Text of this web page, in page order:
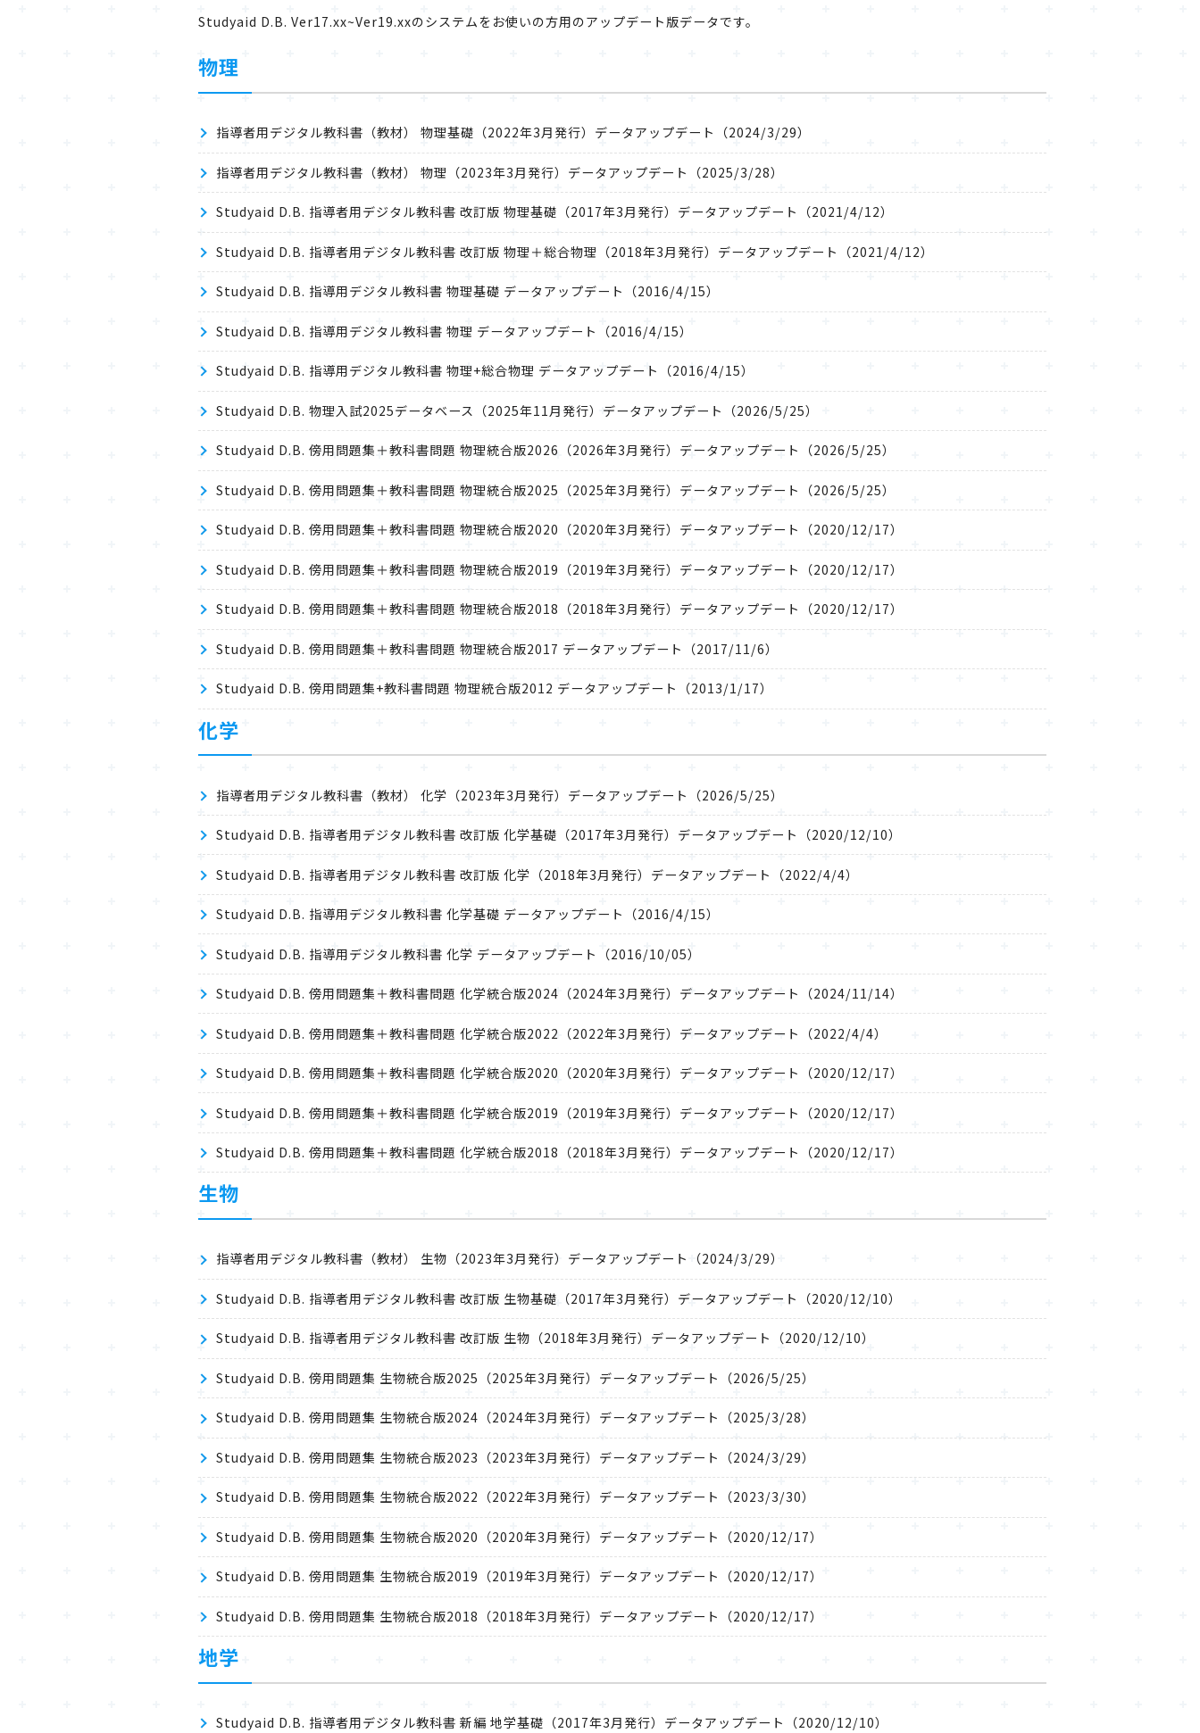
Studyaid D.B. Ver17.xx~Ver19.xxのシステムをお使いの方用のアップデート版データです。
物理
指導者用デジタル教科書（教材） 物理基礎（2022年3月発行）データアップデート（2024/3/29）
指導者用デジタル教科書（教材） 物理（2023年3月発行）データアップデート（2025/3/28）
Studyaid D.B. 指導者用デジタル教科書 改訂版 物理基礎（2017年3月発行）データアップデート（2021/4/12）
Studyaid D.B. 指導者用デジタル教科書 改訂版 物理＋総合物理（2018年3月発行）データアップデート（2021/4/12）
Studyaid D.B. 指導用デジタル教科書 物理基礎 データアップデート（2016/4/15）
Studyaid D.B. 指導用デジタル教科書 物理 データアップデート（2016/4/15）
Studyaid D.B. 指導用デジタル教科書 物理+総合物理 データアップデート（2016/4/15）
Studyaid D.B. 物理入試2025データベース（2025年11月発行）データアップデート（2026/5/25）
Studyaid D.B. 傍用問題集＋教科書問題 物理統合版2026（2026年3月発行）データアップデート（2026/5/25）
Studyaid D.B. 傍用問題集＋教科書問題 物理統合版2025（2025年3月発行）データアップデート（2026/5/25）
Studyaid D.B. 傍用問題集＋教科書問題 物理統合版2020（2020年3月発行）データアップデート（2020/12/17）
Studyaid D.B. 傍用問題集＋教科書問題 物理統合版2019（2019年3月発行）データアップデート（2020/12/17）
Studyaid D.B. 傍用問題集＋教科書問題 物理統合版2018（2018年3月発行）データアップデート（2020/12/17）
Studyaid D.B. 傍用問題集＋教科書問題 物理統合版2017 データアップデート（2017/11/6）
Studyaid D.B. 傍用問題集+教科書問題 物理統合版2012 データアップデート（2013/1/17）
化学
指導者用デジタル教科書（教材） 化学（2023年3月発行）データアップデート（2026/5/25）
Studyaid D.B. 指導者用デジタル教科書 改訂版 化学基礎（2017年3月発行）データアップデート（2020/12/10）
Studyaid D.B. 指導者用デジタル教科書 改訂版 化学（2018年3月発行）データアップデート（2022/4/4）
Studyaid D.B. 指導用デジタル教科書 化学基礎 データアップデート（2016/4/15）
Studyaid D.B. 指導用デジタル教科書 化学 データアップデート（2016/10/05）
Studyaid D.B. 傍用問題集＋教科書問題 化学統合版2024（2024年3月発行）データアップデート（2024/11/14）
Studyaid D.B. 傍用問題集＋教科書問題 化学統合版2022（2022年3月発行）データアップデート（2022/4/4）
Studyaid D.B. 傍用問題集＋教科書問題 化学統合版2020（2020年3月発行）データアップデート（2020/12/17）
Studyaid D.B. 傍用問題集＋教科書問題 化学統合版2019（2019年3月発行）データアップデート（2020/12/17）
Studyaid D.B. 傍用問題集＋教科書問題 化学統合版2018（2018年3月発行）データアップデート（2020/12/17）
生物
指導者用デジタル教科書（教材） 生物（2023年3月発行）データアップデート（2024/3/29）
Studyaid D.B. 指導者用デジタル教科書 改訂版 生物基礎（2017年3月発行）データアップデート（2020/12/10）
Studyaid D.B. 指導者用デジタル教科書 改訂版 生物（2018年3月発行）データアップデート（2020/12/10）
Studyaid D.B. 傍用問題集 生物統合版2025（2025年3月発行）データアップデート（2026/5/25）
Studyaid D.B. 傍用問題集 生物統合版2024（2024年3月発行）データアップデート（2025/3/28）
Studyaid D.B. 傍用問題集 生物統合版2023（2023年3月発行）データアップデート（2024/3/29）
Studyaid D.B. 傍用問題集 生物統合版2022（2022年3月発行）データアップデート（2023/3/30）
Studyaid D.B. 傍用問題集 生物統合版2020（2020年3月発行）データアップデート（2020/12/17）
Studyaid D.B. 傍用問題集 生物統合版2019（2019年3月発行）データアップデート（2020/12/17）
Studyaid D.B. 傍用問題集 生物統合版2018（2018年3月発行）データアップデート（2020/12/17）
地学
Studyaid D.B. 指導者用デジタル教科書 新編 地学基礎（2017年3月発行）データアップデート（2020/12/10）